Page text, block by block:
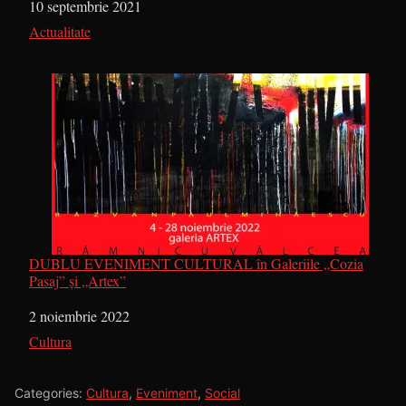
Dată
10 septembrie 2021
În legătură cu
Actualitate
DUBLU EVENIMENT CULTURAL în Galeriile „Cozia
Pasaj” și „Artex”
Dată
2 noiembrie 2022
În legătură cu
Cultura
Categories: Cultura, Eveniment, Social